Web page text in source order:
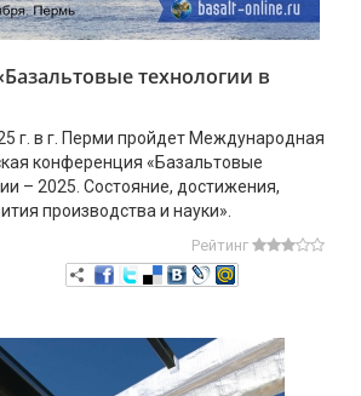
технологии в
г. в г. Перми пройдет Международная
конференция «Базальтовые
– 2025. Состояние, достижения,
производства и науки».
Рейтинг